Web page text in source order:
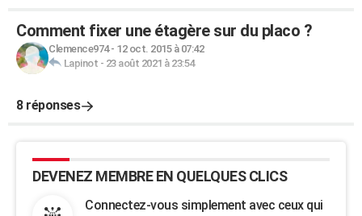
Comment fixer une étagère sur du placo ?
Clemence974- 12 oct. 2015 à 07:42
Lapinot - 23 août 2021 à 23:54
8 réponses
DEVENEZ MEMBRE EN QUELQUES CLICS
Connectez-vous simplement avec ceux qui